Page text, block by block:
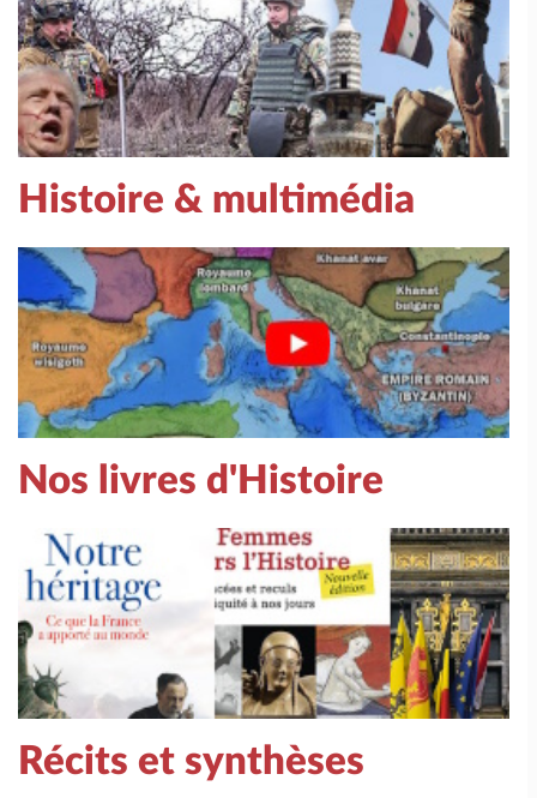
Histoire & multimédia
Nos livres d'Histoire
Récits et synthèses